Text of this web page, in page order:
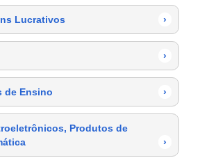
Lucrativos ›
›
de Ensino ›
Produtos de
›